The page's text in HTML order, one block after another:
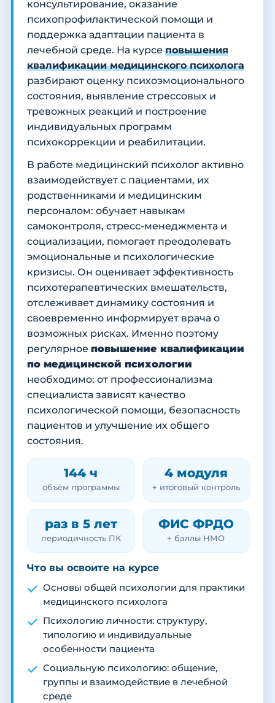
консультирование, оказание
психопрофилактической помощи и
поддержка адаптации пациента в
лечебной среде. На курсе повышения
квалификации медицинского психолога
разбирают оценку психоэмоционального
состояния, выявление стрессовых и
тревожных реакций и построение
индивидуальных программ
психокоррекции и реабилитации.
В работе медицинский психолог активно
взаимодействует с пациентами, их
родственниками и медицинским
персоналом: обучает навыкам
самоконтроля, стресс-менеджмента и
социализации, помогает преодолевать
эмоциональные и психологические
кризисы. Он оценивает эффективность
психотерапевтических вмешательств,
отслеживает динамику состояния и
своевременно информирует врача о
возможных рисках. Именно поэтому
регулярное повышение квалификации
по медицинской психологии
необходимо: от профессионализма
специалиста зависят качество
психологической помощи, безопасность
пациентов и улучшение их общего
состояния.
144 ч
объём программы
4 модуля
+ итоговый контроль
раз в 5 лет
периодичность ПК
ФИС ФРДО
+ баллы НМО
Что вы освоите на курсе
Основы общей психологии для практики
медицинского психолога
Психологию личности: структуру,
типологию и индивидуальные
особенности пациента
Социальную психологию: общение,
группы и взаимодействие в лечебной
среде